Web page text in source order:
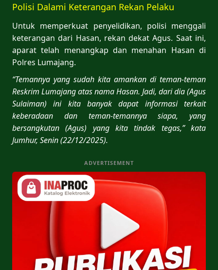
Polisi Dalami Keterangan Rekan Pelaku
Untuk memperkuat penyelidikan, polisi menggali
keterangan dari Hasan, rekan dekat Agus. Saat ini,
aparat telah menangkap dan menahan Hasan di
Polres Lumajang.
“Temannya yang sudah kita amankan di teman-teman
Reskrim Lumajang atas nama Hasan. Jadi, dari dia (Agus
Sulaiman) ini kita banyak dapat informasi terkait
keberadaan dan teman-temannya siapa, yang
bersangkutan (Agus) yang kita tindak tegas,” kata
Jumhur, Senin (22/12/2025).
ADVERTISEMENT